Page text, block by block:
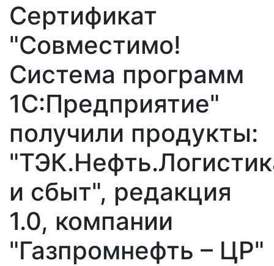
Сертификат
"Совместимо!
Система программ
1С:Предприятие"
получили продукты:
и сбыт", редакция
1.0, компании
"Газпромнефть – ЦР"